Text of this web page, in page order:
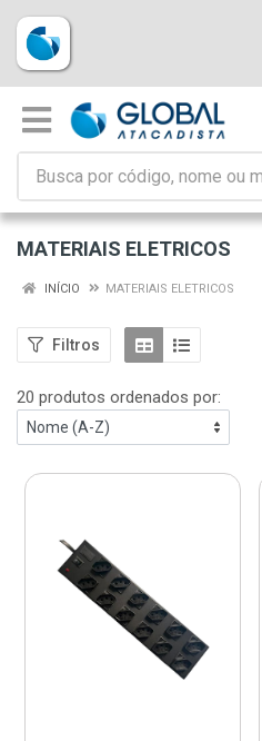
MATERIAIS ELETRICOS
INÍCIO MATERIAIS ELETRICOS
Filtros
20 produtos ordenados por: